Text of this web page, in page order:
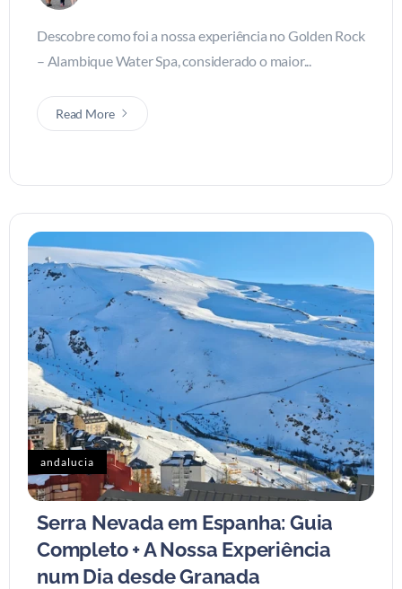
Descobre como foi a nossa experiência no Golden Rock
– Alambique Water Spa, considerado o maior...
Read More
andalucia
Serra Nevada em Espanha: Guia
Completo + A Nossa Experiência
num Dia desde Granada